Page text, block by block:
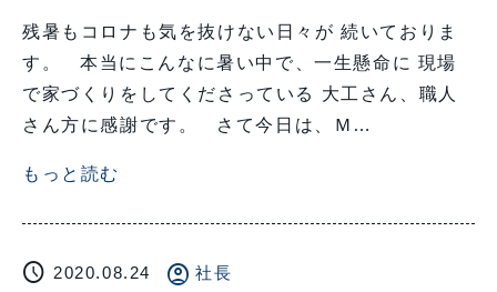
残暑もコロナも気を抜けない日々が 続いておりま
す。 本当にこんなに暑い中で、一生懸命に 現場
で家づくりをしてくださっている 大工さん、職人
さん方に感謝です。 さて今日は、Ｍ…
もっと読む
schedule 2020.08.24 account_circle 社長